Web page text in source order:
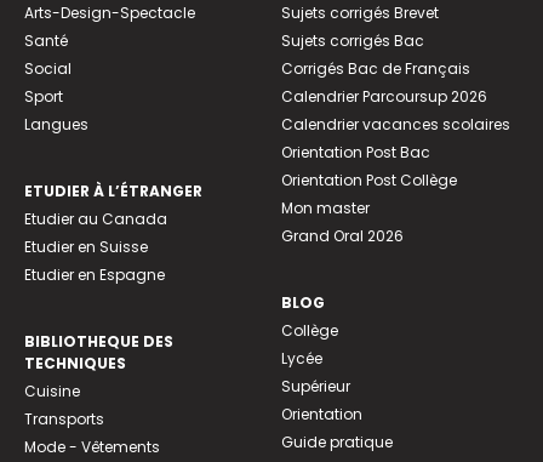
Arts-Design-Spectacle
Santé
Social
Sport
Langues
ETUDIER À L’ÉTRANGER
Etudier au Canada
Etudier en Suisse
Etudier en Espagne
BIBLIOTHEQUE DES
TECHNIQUES
Cuisine
Transports
Mode - Vêtements
Sujets corrigés Brevet
Sujets corrigés Bac
Corrigés Bac de Français
Calendrier Parcoursup 2026
Calendrier vacances scolaires
Orientation Post Bac
Orientation Post Collège
Mon master
Grand Oral 2026
BLOG
Collège
Lycée
Supérieur
Orientation
Guide pratique